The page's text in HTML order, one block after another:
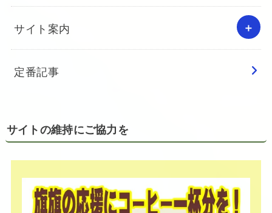
サイト案内
定番記事
サイトの維持にご協力を